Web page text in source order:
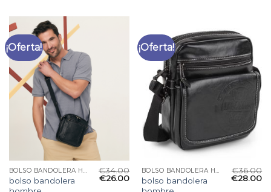
¡Oferta!
bolso bandolera
€34.00
€26.00
¡Oferta!
bolso bandolera
€36.00
€28.00